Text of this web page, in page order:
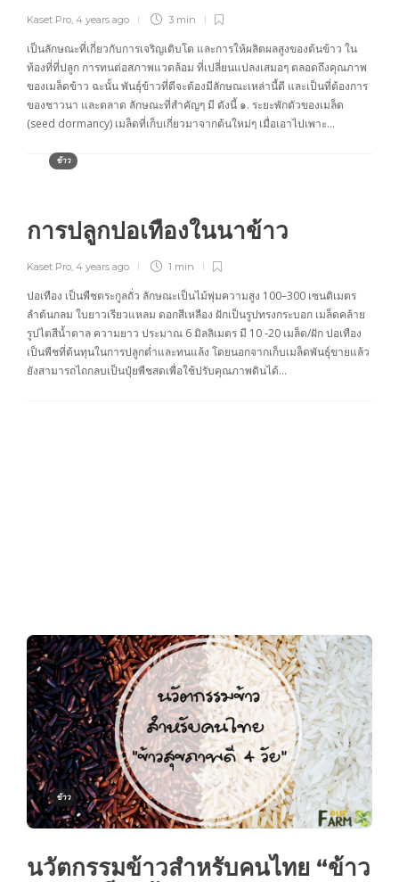
Kaset Pro, 4 years ago 3 min
เป็นลักษณะที่เกี่ยวกับการเจริญเติบโต และการให้ผลิตผลสูงของต้นข้าว ใน
ท้องที่ที่ปลูก การทนต่อสภาพแวดล้อม ที่เปลี่ยนแปลงเสมอๆ ตลอดถึงคุณภาพ
ของเมล็ดข้าว ฉะนั้น พันธุ์ข้าวที่ดีจะต้องมีลักษณะเหล่านี้ดี และเป็นที่ต้องการ
ของชาวนา และตลาด ลักษณะที่สำคัญๆ มี ดังนี้ ๑. ระยะพักตัวของเมล็ด
(seed dormancy) เมล็ดที่เก็บเกี่ยวมาจากต้นใหม่ๆ เมื่อเอาไปเพาะ…
ข้าว
การปลูกปอเทืองในนาข้าว
Kaset Pro, 4 years ago 1 min
ปอเทือง เป็นพืชตระกูลถั่ว ลักษณะเป็นไม้พุ่มความสูง 100–300 เซนติเมตร
ลำต้นกลม ใบยาวเรียวแหลม ดอกสีเหลือง ฝักเป็นรูปทรงกระบอก เมล็ดคล้าย
รูปไตสีน้ำตาล ความยาว ประมาณ 6 มิลลิเมตร มี 10 -20 เมล็ด/ฝัก ปอเทือง
เป็นพืชที่ต้นทุนในการปลูกต่ำและทนแล้ง โดยนอกจากเก็บเมล็ดพันธุ์ขายแล้ว
ยังสามารถไถกลบเป็นปุ๋ยพืชสดเพื่อใช้ปรับคุณภาพดินได้…
ข้าว
นวัตกรรมข้าวสำหรับคนไทย “ข้าว